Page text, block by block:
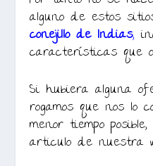
alguno de estos
conejillo de Indias,
características que
Si hubiera alguna
rogamos que nos lo
menor tiempo
articulo de nuestra